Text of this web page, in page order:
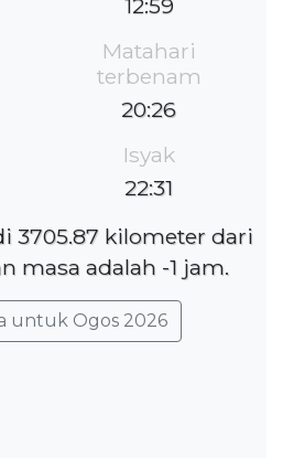
12:59
Matahari
terbenam
20:26
Isyak
22:31
3705.87 kilometer dari
masa adalah -1 jam.
untuk Ogos 2026